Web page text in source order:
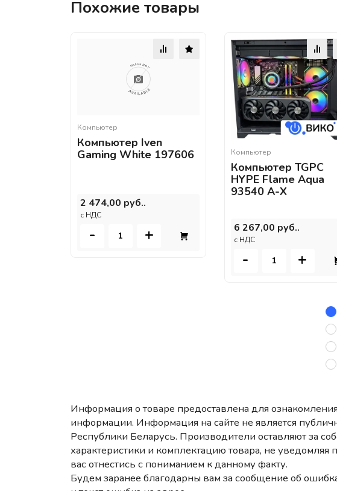
Похожие товары
Компьютер
Компьютер Iven
Gaming White 197606
2 474,00 руб..
c НДС
- +
Компьютер
Компьютер TGPC
HYPE Flame Aqua
93540 A-X
6 267,00 руб..
c НДС
- +
Информация о товаре предоставлена для
информации. Информация на сайте не является
Республики Беларусь. Производители оставляют за
характеристики и комплектацию товара, не
вас отнестись с пониманием к данному факту.
Будем заранее благодарны вам за сообщение об